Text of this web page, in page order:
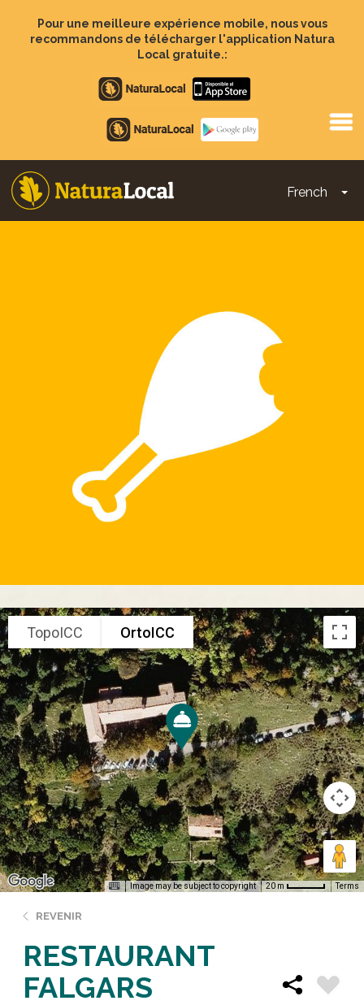
contenu
Pour une meilleure expérience mobile, nous vous
recommandons de télécharger l'application Natura
Local gratuite.:
Apple
store
Google
Play
French
Main
TopoICC OrtoICC
Image may be subject to copyright 20 m Terms
REVENIR
RESTAURANT
FALGARS